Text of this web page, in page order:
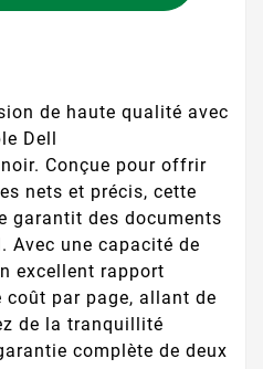
de haute qualité avec
Dell
Conçue pour offrir
nets et précis, cette
garantit des documents
Avec une capacité de
excellent rapport
par page, allant de
de la tranquillité
complète de deux